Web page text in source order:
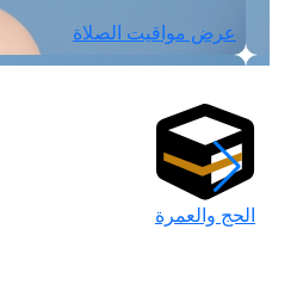
عرض مواقيت الصلاة
الحج والعمرة